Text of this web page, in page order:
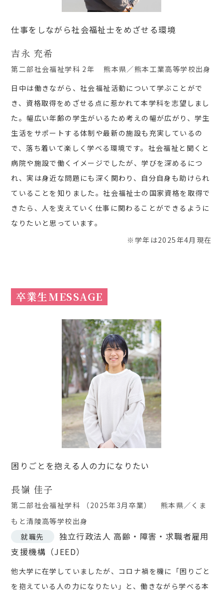
仕事をしながら社会福祉士をめざせる環境
吉永 充希
第二部社会福祉学科 2年
熊本県／熊本工業高等学校出身
日中は働きながら、社会福祉活動について学ぶことがで
き、資格取得をめざせる点に惹かれて本学科を志望しまし
た。幅広い年齢の学生がいるため考えの幅が広がり、学生
生活をサポートする体制や最新の施設も充実しているの
で、落ち着いて楽しく学べる環境です。社会福祉と聞くと
病院や施設で働くイメージでしたが、学びを深めるにつ
れ、実は身近な問題にも深く関わり、自分自身も助けられ
ていることを知りました。社会福祉士の国家資格を取得で
きたら、人を支えていく仕事に関わることができるように
なりたいと思っています。
※学年は2025年4月現在
卒業生MESSAGE
困りごとを抱える人の力になりたい
長嶺 佳子
第二部社会福祉学科 （2025年3月卒業）
熊本県／くま
もと清陵高等学校出身
就職先
独立行政法人 高齢・障害・求職者雇用
支援機構（JEED）
他大学に在学していましたが、コロナ禍を機に「困りごと
を抱えている人の力になりたい」と、働きながら学べる本